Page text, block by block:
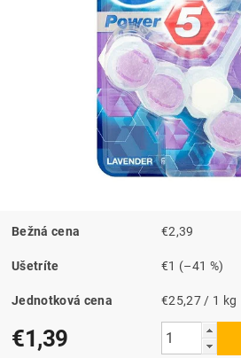
Bežná cena €2,39
Ušetríte €1 (–41 %)
Jednotková cena €25,27 / 1 kg
€1,39